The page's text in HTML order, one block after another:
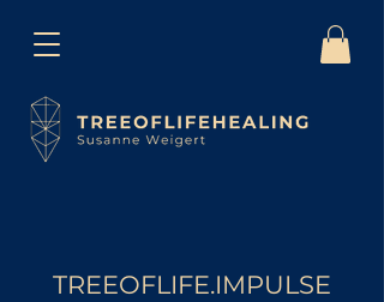
TREEOFLIFE.IMPULSE